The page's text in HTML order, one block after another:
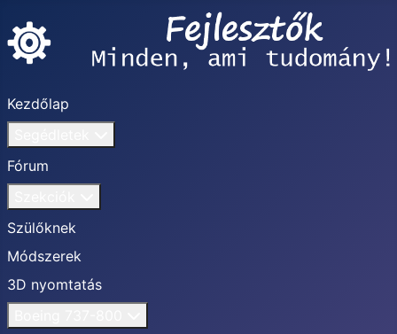
Kezdőlap
Fórum
Szülőknek
Módszerek
3D nyomtatás